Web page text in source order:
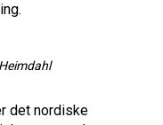
det nordiske